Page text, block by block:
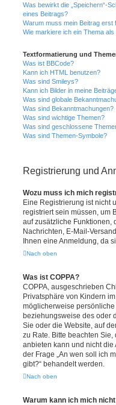
Was bewirkt die „Speichern“-
eines Beitrags?
Warum muss mein Beitrag erst
Wie markiere ich ein Thema als
Textformatierung und
Was ist BBCode?
Kann ich HTML benutzen?
Was sind Smileys?
Kann ich Bilder in meine
Was sind globale
Was sind Bekanntmachungen?
Was sind wichtige Themen?
Was sind geschlossene
Was sind Themen-Symbole?
Registrierung und
Wozu muss ich mich
Eine Registrierung ist nicht
registriert sein müssen, um
auf zusätzliche Funktionen,
Nachrichten, E-Mail-
Ihnen eine Anmeldung, da
Nach oben
Was ist COPPA?
COPPA, ausgeschrieben
Privatsphäre von Kindern
möglicherweise
beziehungsweise des oder
Sie oder die Website, auf
zu Rate. Bitte beachten
anbieten kann und nicht
der Frage „An wen soll ich
gibt?“ behandelt werden.
Nach oben
Warum kann ich mich